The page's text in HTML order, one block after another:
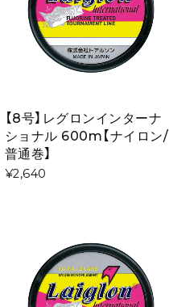
【8号】レグロンインターナ
ショナル 600m【ナイロン/
普通巻】
¥2,640